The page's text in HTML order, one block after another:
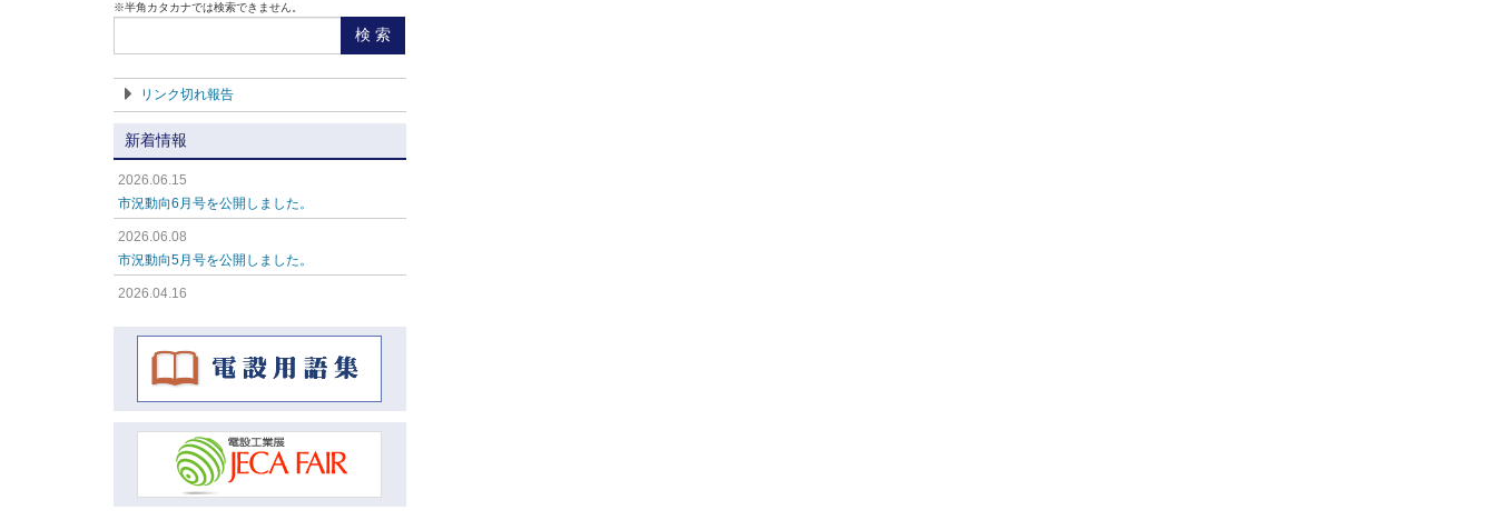
※半角カタカナでは検索できません。
検 索
リンク切れ報告
新着情報
2026.06.15
市況動向6月号を公開しました。
2026.06.08
市況動向5月号を公開しました。
2026.04.16
2026.04.16
市況動向3月号を公開しました。
2026.04.16
市況動向2月号を公開しました。
2026.04.16
市況動向1月号を公開しました。